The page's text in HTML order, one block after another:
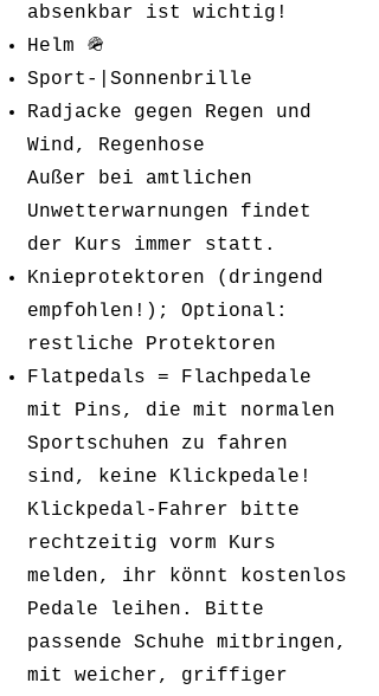
absenkbar ist wichtig!
Helm 🪖
Sport-|Sonnenbrille
Radjacke gegen Regen und
Wind, Regenhose
Außer bei amtlichen
Unwetterwarnungen findet
der Kurs immer statt.
Knieprotektoren (dringend
empfohlen!); Optional:
restliche Protektoren
Flatpedals = Flachpedale
mit Pins, die mit normalen
Sportschuhen zu fahren
sind, keine Klickpedale!
Klickpedal-Fahrer bitte
rechtzeitig vorm Kurs
melden, ihr könnt kostenlos
Pedale leihen. Bitte
passende Schuhe mitbringen,
mit weicher, griffiger